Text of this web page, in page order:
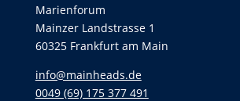
Marienforum
Mainzer Landstrasse 1
60325 Frankfurt am Main
info@mainheads.de
0049 (69) 175 377 491